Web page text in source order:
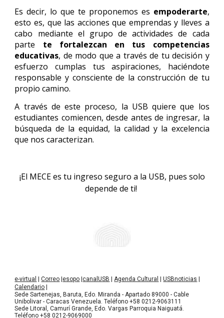
Es decir, lo que te proponemos es empoderarte,
esto es, que las acciones que emprendas y lleves a
cabo mediante el grupo de actividades de cada
parte te fortalezcan en tus competencias
educativas, de modo que a través de tu decisión y
esfuerzo cumplas tus aspiraciones, haciéndote
responsable y consciente de la construcción de tu
propio camino.
A través de este proceso, la USB quiere que los
estudiantes comiencen, desde antes de ingresar, la
búsqueda de la equidad, la calidad y la excelencia
que nos caracterizan.
¡El MECE es tu ingreso seguro a la USB, pues solo
depende de ti!
e-virtual |Correo esopo |canalUSB |Agenda Cultural |USBnoticias
Calendario
Sede Sartenejas, Baruta, Edo. Miranda - Apartado 89000 - Cable
Unibolivar - Caracas Venezuela. Teléfono +58 0212-9063111
Sede Litoral, Camurí Grande, Edo. Vargas Parroquia Naiguatá.
Teléfono +58 0212-9069000